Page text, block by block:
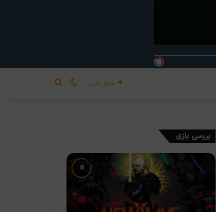
دنبال کردن تغییر پوسته
جستجو برای
بررسی بازی